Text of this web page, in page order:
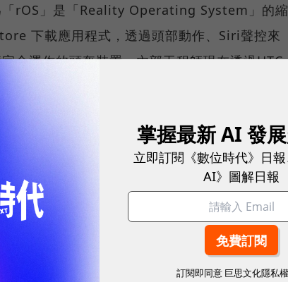
「rOS」是「Reality Operating System」的縮
下載應用程式，透過頭部動作、Siri聲控來
全運作的頭盔裝置，內部工程師現在透過HTC
，目前編制已經有上百名工程師，正在推動多
中推出的ARKit 軟體，就是這支AR團隊第
上市，開發者陸續用ARKit開發出許多有趣的
明年也打算推出新版的ARKit軟體讓用戶搶先在
雖然蘋果開發動作看似積極，但開發時程變數
掌握最新 AI 發展
立即訂閱《數位時代》日
AI》圖解日報
訂閱即同意 巨思文化隱私